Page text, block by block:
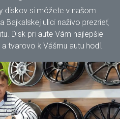
diskov si môžete v našom
Bajkalskej ulici naživo prezrieť,
Disk pri aute Vám najlepšie
tvarovo k Vášmu autu hodí.